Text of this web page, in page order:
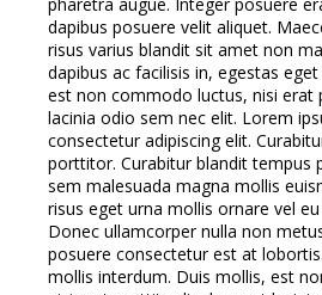
dapibus posuere velit aliquet.
risus varius blandit sit amet non
dapibus ac facilisis in, egestas
est non commodo luctus, nisi erat
lacinia odio sem nec elit. Lorem
consectetur adipiscing elit.
porttitor. Curabitur blandit tempus
sem malesuada magna mollis
risus eget urna mollis ornare vel
Donec ullamcorper nulla non
posuere consectetur est at
mollis interdum. Duis mollis, est